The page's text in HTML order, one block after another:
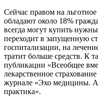
Сейчас правом на
обладают около 18%
всегда могут купить
переходит в запущенную
госпитализации, на
тратит больше средств. К
публикации «Всеобщее
лекарственное
журнале «Эхо медицины.
практика».